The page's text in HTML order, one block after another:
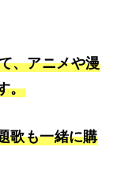
、アニメや漫
。
歌も一緒に購